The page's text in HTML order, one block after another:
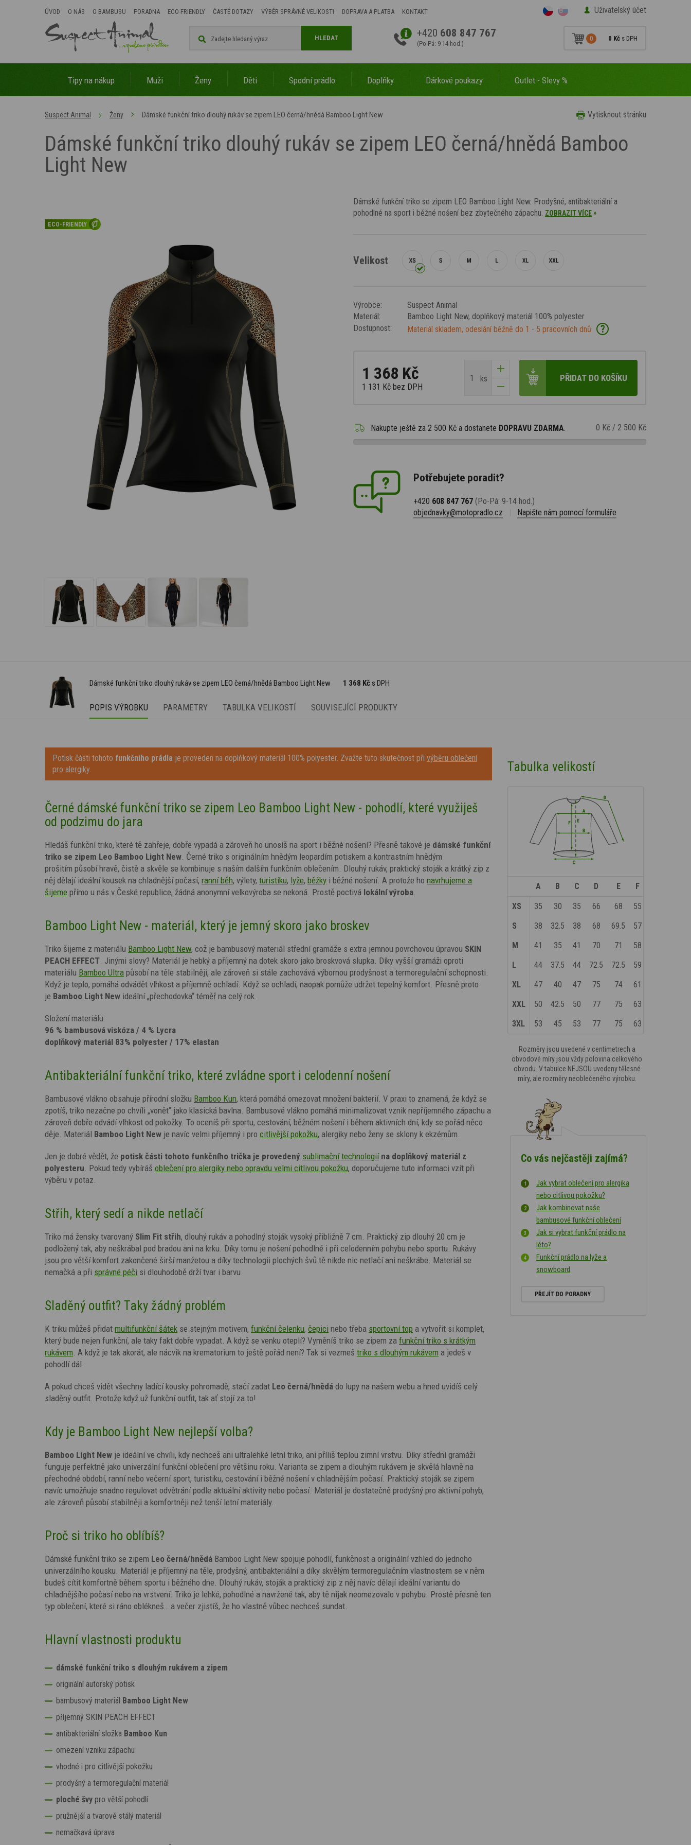
ÚVOD O NÁS O BAMBUSU PORADNA ECO-FRIENDLY ČASTÉ DOTAZY VÝBĚR SPRÁVNÉ VELIKOSTI DOPRAVA A PLATBA KONTAKT Uživatelský účet
+420 608 847 767
(Po-Pá: 9-14 hod.)
0 0 Kč s DPH
HLEDAT
Tipy na nákup Muži Ženy Děti Spodní prádlo Doplňky Dárkové poukazy Outlet - Slevy %
Vytisknout stránku
Suspect Animal Ženy Dámské funkční triko dlouhý rukáv se zipem LEO černá/hnědá Bamboo Light New
Dámské funkční triko dlouhý rukáv se zipem LEO černá/hnědá Bamboo
Light New
ECO-FRIENDLY
Dámské funkční triko se zipem LEO Bamboo Light New. Prodyšné, antibakteriální a
pohodlné na sport i běžné nošení bez zbytečného zápachu. ZOBRAZIT VÍCE»
Velikost
Výrobce:
Suspect Animal
Materiál:
Bamboo Light New, doplňkový materiál 100% polyester
Dostupnost:
Materiál skladem, odeslání běžně do 1 - 5 pracovních dnů ?
1 368 Kč
1 131 Kč bez DPH
ks PŘIDAT DO KOŠÍKU
Nakupte ještě za 2 500 Kč a dostanete DOPRAVU ZDARMA. 0 Kč / 2 500 Kč
Potřebujete poradit?
+420 608 847 767 (Po-Pá: 9-14 hod.)
objednavky@motopradlo.cz
Napište nám pomocí formuláře
Dámské funkční triko dlouhý rukáv se zipem LEO černá/hnědá Bamboo Light New 1 368 Kčs DPH
POPIS VÝROBKU PARAMETRY TABULKA VELIKOSTÍ SOUVISEJÍCÍ PRODUKTY
Potisk části tohoto funkčního prádla je proveden na doplňkový materiál 100% polyester. Zvažte tuto skutečnost při výběru oblečení
pro alergiky.
Černé dámské funkční triko se zipem Leo Bamboo Light New - pohodlí, které využiješ
od podzimu do jara
Hledáš funkční triko, které tě zahřeje, dobře vypadá a zároveň ho unosíš na sport i běžné nošení? Přesně takové je dámské funkční
triko se zipem Leo Bamboo Light New. Černé triko s originálním hnědým leopardím potiskem a kontrastním hnědým
prošitím působí hravě, čistě a skvěle se kombinuje s naším dalším funkčním oblečením. Dlouhý rukáv, praktický stoják a krátký zip z
něj dělají ideální kousek na chladnější počasí, ranní běh, výlety, turistiku, lyže, běžky i běžné nošení. A protože ho navrhujeme a
šijeme přímo u nás v České republice, žádná anonymní velkovýroba se nekoná. Prostě poctivá lokální výroba.
Bamboo Light New - materiál, který je jemný skoro jako broskev
Triko šijeme z materiálu Bamboo Light New, což je bambusový materiál střední gramáže s extra jemnou povrchovou úpravou SKIN
PEACH EFFECT. Jinými slovy? Materiál je hebký a příjemný na dotek skoro jako broskvová slupka. Díky vyšší gramáži oproti
materiálu Bamboo Ultra působí na těle stabilněji, ale zároveň si stále zachovává výbornou prodyšnost a termoregulační schopnosti.
Když je teplo, pomáhá odvádět vlhkost a příjemně ochladí. Když se ochladí, naopak pomůže udržet tepelný komfort. Přesně proto
je Bamboo Light New ideální „přechodovka“ téměř na celý rok.
Složení materiálu:
96 % bambusová viskóza / 4 % Lycra
doplňkový materiál 83% polyester / 17% elastan
Antibakteriální funkční triko, které zvládne sport i celodenní nošení
Bambusové vlákno obsahuje přírodní složku Bamboo Kun, která pomáhá omezovat množení bakterií. V praxi to znamená, že když se
zpotíš, triko nezačne po chvíli „vonět“ jako klasická bavlna. Bambusové vlákno pomáhá minimalizovat vznik nepříjemného zápachu a
zároveň dobře odvádí vlhkost od pokožky. To oceníš při sportu, cestování, běžném nošení i během aktivních dní, kdy se pořád něco
děje. Materiál Bamboo Light New je navíc velmi příjemný i pro citlivější pokožku, alergiky nebo ženy se sklony k ekzémům.
Jen je dobré vědět, že potisk části tohoto funkčního trička je provedený sublimační technologiína doplňkový materiál z
polyesteru. Pokud tedy vybíráš oblečení pro alergiky nebo opravdu velmi citlivou pokožku, doporučujeme tuto informaci vzít při
výběru v potaz.
Střih, který sedí a nikde netlačí
Triko má žensky tvarovaný Slim Fit střih, dlouhý rukáv a pohodlný stoják vysoký přibližně 7 cm. Praktický zip dlouhý 20 cm je
podložený tak, aby neškrábal pod bradou ani na krku. Díky tomu je nošení pohodlné i při celodenním pohybu nebo sportu. Rukávy
jsou pro větší komfort zakončené širší manžetou a díky technologii plochých švů tě nikde nic netlačí ani neškrábe. Materiál se
nemačká a při správné péči si dlouhodobě drží tvar i barvu.
Sladěný outfit? Taky žádný problém
K triku můžeš přidat multifunkční šátek se stejným motivem, funkční čelenku, čepici nebo třeba sportovní top a vytvořit si komplet,
který bude nejen funkční, ale taky fakt dobře vypadat. A když se venku oteplí? Vyměníš triko se zipem za funkční triko s krátkým
rukávem. A když je tak akorát, ale nácvik na krematorium to ještě pořád není? Tak si vezmeš triko s dlouhým rukávem a jedeš v
pohodlí dál.
A pokud chceš vidět všechny ladící kousky pohromadě, stačí zadat Leo černá/hnědá do lupy na našem webu a hned uvidíš celý
sladěný outfit. Protože když už funkční outfit, tak ať stojí za to!
Kdy je Bamboo Light New nejlepší volba?
Bamboo Light New je ideální ve chvíli, kdy nechceš ani ultralehké letní triko, ani příliš teplou zimní vrstvu. Díky střední gramáži
funguje perfektně jako univerzální funkční oblečení pro většinu roku. Varianta se zipem a dlouhým rukávem je skvělá hlavně na
přechodné období, ranní nebo večerní sport, turistiku, cestování i běžné nošení v chladnějším počasí. Praktický stoják se zipem
navíc umožňuje snadno regulovat odvětrání podle aktuální aktivity nebo počasí. Materiál je dostatečně prodyšný pro aktivní pohyb,
ale zároveň působí stabilněji a komfortněji než tenší letní materiály.
Proč si triko ho oblíbíš?
Dámské funkční triko se zipem Leo černá/hnědá Bamboo Light New spojuje pohodlí, funkčnost a originální vzhled do jednoho
univerzálního kousku. Materiál je příjemný na těle, prodyšný, antibakteriální a díky skvělým termoregulačním vlastnostem se v něm
budeš cítit komfortně během sportu i běžného dne. Dlouhý rukáv, stoják a praktický zip z něj navíc dělají ideální variantu do
chladnějšího počasí nebo na vrstvení. Triko je lehké, pohodlné a navržené tak, aby tě nijak neomezovalo v pohybu. Prostě přesně ten
typ oblečení, které si ráno oblékneš… a večer zjistíš, že ho vlastně vůbec nechceš sundat.
Hlavní vlastnosti produktu
dámské funkční triko s dlouhým rukávem a zipem
originální autorský potisk
bambusový materiál Bamboo Light New
příjemný SKIN PEACH EFFECT
antibakteriální složka Bamboo Kun
omezení vzniku zápachu
vhodné i pro citlivější pokožku
prodyšný a termoregulační materiál
ploché švy pro větší pohodlí
pružnější a tvarově stálý materiál
nemačkavá úprava
Tabulka velikostí
A B C D E F
XS 35 30 35 66 68
55
S
38 32.5 38 68 69.5
57
M
41 35 41 70 71
58
L
44 37.5 44 72.5 72.5
59
XL
47 40 47 75 74
61
XXL
50 42.5 50 77 75
63
3XL
53 45 53 77 75 63
Rozměry jsou uvedené v centimetrech a
obvodové míry jsou vždy polovina celkového
obvodu. V tabulce NEJSOU uvedeny tělesné
míry, ale rozměry neoblečeného výrobku.
Co vás nejčastěji zajímá?
Jak vybrat oblečení pro alergika
nebo citlivou pokožku?
Jak kombinovat naše
bambusové funkční oblečení
Jak si vybrat funkční prádlo na
léto?
Funkční prádlo na lyže a
snowboard
PŘEJÍT DO PORADNY